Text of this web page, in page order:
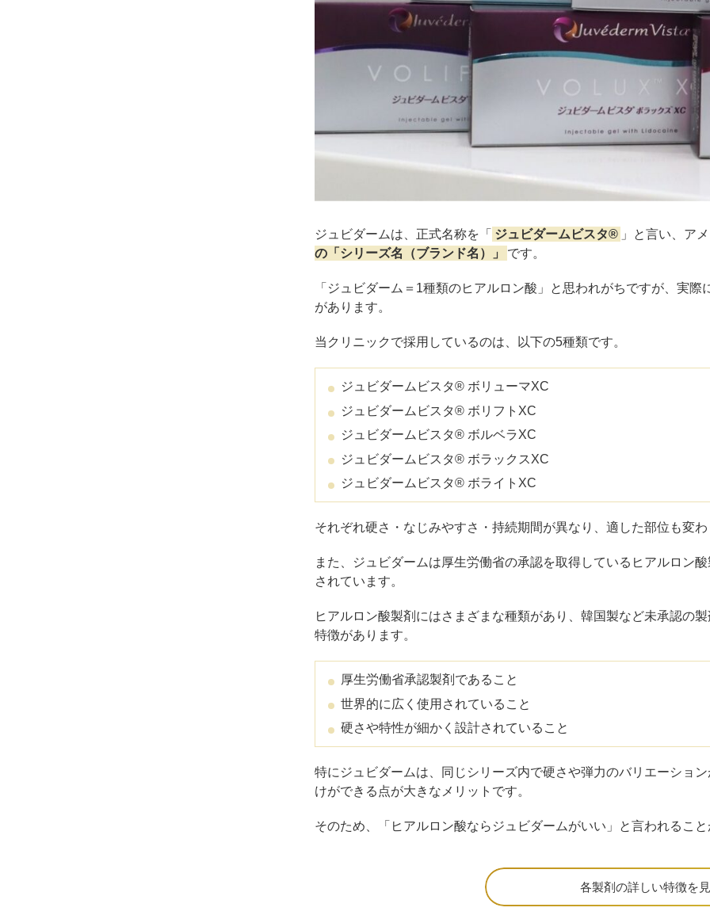
ゴルゴライン・マリオネットライン
おすすめ：ボリフトXC
ヒアルロン酸リフトの施術例（ボリューマXC 2本・ボリフト
鼻
おすすめ：ボラックスXC
ヒアルロン酸注射(鼻)の施術例（ボラックスXC 1本）
唇
ヒアルロン酸注射（唇）の施術例（ボルベラXC 1本）
顎
おすすめ：ボラックスXC or ボリューマXC
Vシェイプ（顎）の施術例
おすすめ：ボライトXC
まとめ｜ジュビダームは「自分に合う製剤」を選ぶことが大切
ジュビダームは、正式名称を「 ジュビダームビスタ® 」と言い、ア
の「シリーズ名（ブランド名）」
です。
「ジュビダーム＝1種類のヒアルロン酸」と思われがちですが、実
があります。
当クリニックで採用しているのは、以下の5種類です。
ジュビダームビスタ® ボリューマXC
ジュビダームビスタ® ボリフトXC
ジュビダームビスタ® ボルベラXC
ジュビダームビスタ® ボラックスXC
ジュビダームビスタ® ボライトXC
それぞれ硬さ・なじみやすさ・持続期間が異なり、適した部位も変わ
また、ジュビダームは厚生労働省の承認を取得しているヒアルロン
されています。
ヒアルロン酸製剤にはさまざまな種類があり、韓国製など未承認の
特徴があります。
厚生労働省承認製剤であること
世界的に広く使用されていること
硬さや特性が細かく設計されていること
特にジュビダームは、同じシリーズ内で硬さや弾力のバリエーショ
けができる点が大きなメリットです。
そのため、「ヒアルロン酸ならジュビダームがいい」と言われること
各製剤の詳しい特徴を